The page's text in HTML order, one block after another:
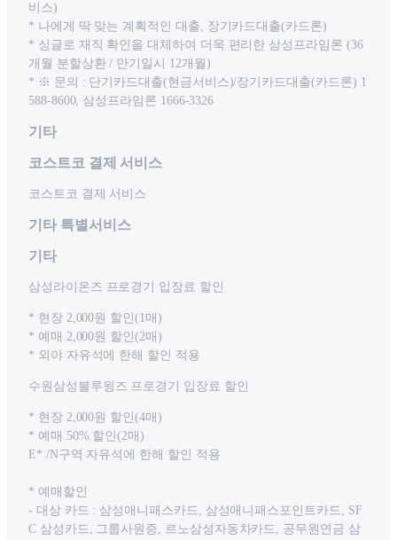
비스)
* 나에게 딱 맞는 계획적인 대출, 장기카드대출(카드론)
* 싱글로 재직 확인을 대체하여 더욱 편리한 삼성프라임론 (36
개월 분할상환 / 만기일시 12개월)
* ※ 문의 : 단기카드대출(현금서비스)/장기카드대출(카드론) 1
588-8600, 삼성프라임론 1666-3326
기타
코스트코 결제 서비스
코스트코 결제 서비스
기타 특별서비스
기타
삼성라이온즈 프로경기 입장료 할인
* 현장 2,000원 할인(1매)
* 예매 2,000원 할인(2매)
* 외야 자유석에 한해 할인 적용
수원삼성블루윙즈 프로경기 입장료 할인
* 현장 2,000원 할인(4매)
* 예매 50% 할인(2매)
E* /N구역 자유석에 한해 할인 적용
* 예매할인
- 대상 카드 : 삼성애니패스카드, 삼성애니패스포인트카드, SF
C 삼성카드, 그룹사원증, 르노삼성자동차카드, 공무원연금 삼